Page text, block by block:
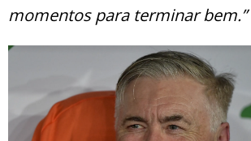
momentos para terminar bem.”